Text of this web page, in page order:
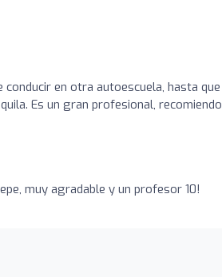
conducir en otra autoescuela, hasta que
Es un gran profesional, recomiendo
muy agradable y un profesor 10!